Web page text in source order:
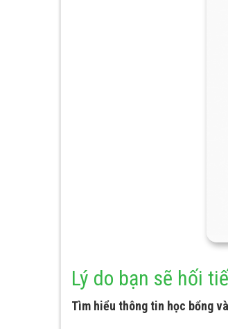
Lý do bạn sẽ hối
Tìm hiểu thông tin học bổng